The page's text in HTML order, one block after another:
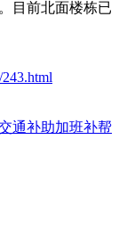
目前北面楼栋已
通补助加班补帮